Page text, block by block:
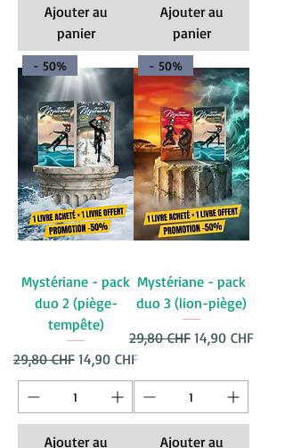
Ajouter au
panier
Ajouter au
panier
- 50%
Mystériane - pack
duo 2 (piège-
tempête)
Prix original
29,80 CHF Prix promotionnel
14,90 CHF
Ajouter au
- 50%
Mystériane - pack
duo 3 (lion-piège)
Prix original
29,80 CHF Prix
14,90 CHF
Ajouter au